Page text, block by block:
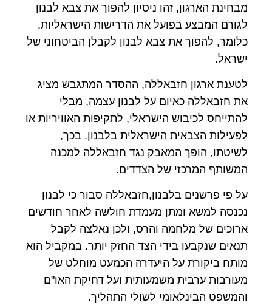
מבחינת הארגון, זהו ניסיון להפוך את צבא לבנון
לגורם המבצע בפועל את הדרישות הישראליות,
כלומר, להפוך את צבא לבנון לקבלן הביטחוני של
ישראל.
לטענת ארגון חזבאללה, ההסדר המתגבש מציג
את חזבאללה כאיום על לבנון עצמה, מבלי
להתייחס לכיבוש הישראלי, לתקיפות האוויריות או
לפעילות הצבאית הישראלית בלבנון. בכך,
לשיטתו, הופך המאבק נגד חזבאללה למכנה
המשותף המרכזי של הצדדים.
על פי פרשנים בלבנון,חזבאללה סבור כי לבנון
נכנסה למשא ומתן מעמדת חולשה לאחר חודשים
ארוכים של מלחמה והרס, ולכן נאלצה לקבל
תנאים שנקבעו בידי הצד החזק יותר. במקביל הוא
מותח ביקורת על היעדרה הכמעט מוחלט של
מעורבות ערבית משמעותית ועל דחיקת האו"ם
והמשפט הבינלאומי לשולי התהליך.